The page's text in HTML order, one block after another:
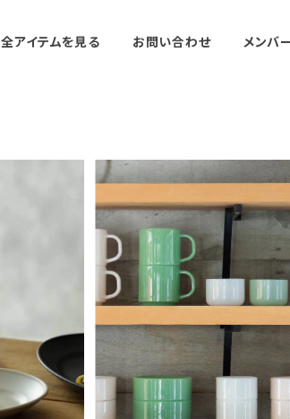
全アイテムを見る お問い合わせ メンバ